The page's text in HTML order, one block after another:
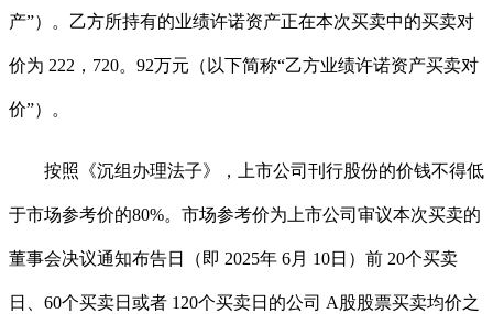
产”）。乙方所持有的业绩许诺资产正在本次买卖中的买卖对
价为 222，720。92万元（以下简称“乙方业绩许诺资产买卖对
价”）。
按照《沉组办理法子》，上市公司刊行股份的价钱不得低
于市场参考价的80%。市场参考价为上市公司审议本次买卖的
董事会决议通知布告日（即 2025年 6月 10日）前 20个买卖
日、60个买卖日或者 120个买卖日的公司 A股股票买卖均价之